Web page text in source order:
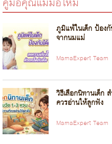
ภูมิแพ้ในเด็ก ป้องกั
จากนมแม่
MamaExpert Team
วิธีเลือกนิทานเด็ก
ควรอ่านให้ลูกฟัง
MamaExpert Team